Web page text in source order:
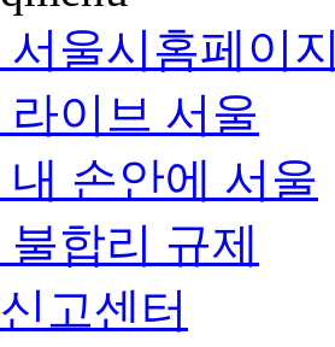
서울시홈페이지
라이브 서울
내 손안에 서울
불합리 규제
신고센터